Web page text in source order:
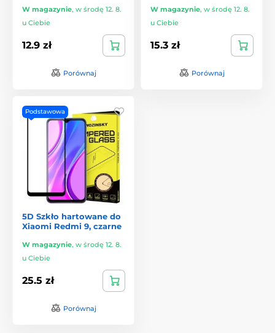
W magazynie, w środę 12. 8.
u Ciebie
12.9 zł
Porównaj
W magazynie, w środę 12. 8.
u Ciebie
15.3 zł
Porównaj
Podstawowa
5D Szkło hartowane do
Xiaomi Redmi 9, czarne
W magazynie, w środę 12. 8.
u Ciebie
25.5 zł
Porównaj